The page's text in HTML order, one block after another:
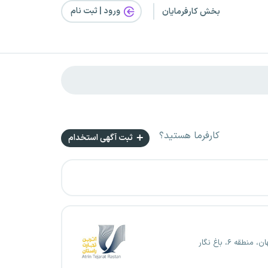
بخش کارفرمایان ورود | ثبت‌ نام
کارفرما هستید؟ ثبت آگهی استخدام
۶، باغ نگار